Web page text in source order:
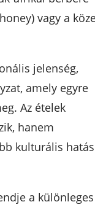
vagy a
jelenség,
amely egyre
Az ételek
hanem
kulturális hatás
a különleges